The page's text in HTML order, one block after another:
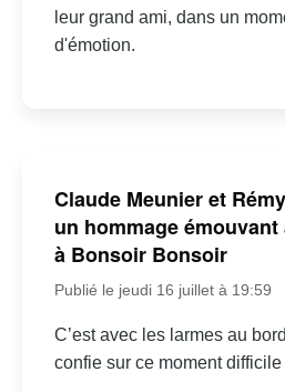
leur grand ami, dans un
d'émotion.
Claude Meunier et
un hommage
à Bonsoir Bonsoir
Publié le jeudi 16 juillet à 19:59
C’est avec les larmes au
confie sur ce moment difficile